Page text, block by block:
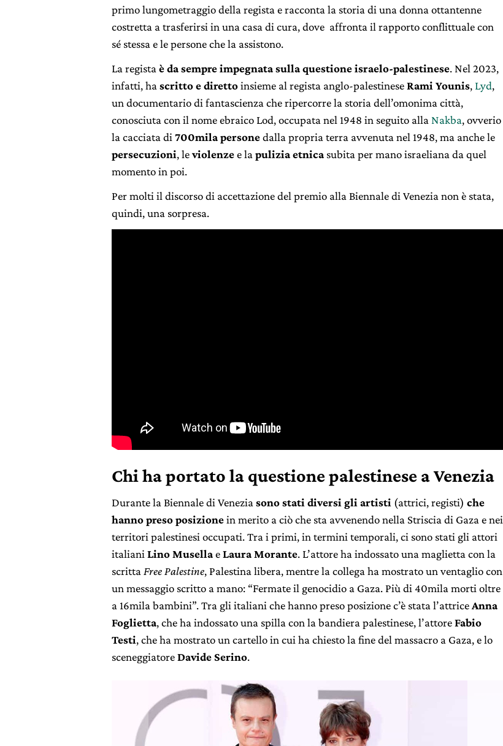
primo lungometraggio della regista e racconta la storia di una donna ottantenne
costretta a trasferirsi in una casa di cura, dove affronta il rapporto conflittuale con
sé stessa e le persone che la assistono.
La regista è da sempre impegnata sulla questione israelo-palestinese. Nel 2023,
infatti, ha scritto e direttoinsieme al regista anglo-palestineseRami Younis, Lyd,
un documentario di fantascienza che ripercorre la storia dell’omonima città,
conosciuta con il nome ebraico Lod, occupata nel 1948 in seguito alla Nakba, ovverio
la cacciata di 700mila personedalla propria terra avvenuta nel 1948, ma anche le
persecuzioni, leviolenzee la pulizia etnica subita per mano israeliana da quel
momento in poi.
Per molti il discorso di accettazione del premio alla Biennale di Venezia non è stata,
quindi, una sorpresa.
Chi ha portato la questione palestinese a Venezia
Durante la Biennale di Venezia sono stati diversi gli artisti (attrici, registi) che
hanno preso posizionein merito a ciò che sta avvenendo nella Striscia di Gaza e nei
territori palestinesi occupati. Tra i primi, in termini temporali, ci sono stati gli attori
italiani Lino MusellaeLaura Morante. L’attore ha indossato una maglietta con la
scritta Free Palestine, Palestina libera, mentre la collega ha mostrato un ventaglio con
un messaggio scritto a mano: “Fermate il genocidio a Gaza. Più di 40mila morti oltre
a 16mila bambini”. Tra gli italiani che hanno preso posizione c’è stata l’attriceAnna
Foglietta, che ha indossato una spilla con la bandiera palestinese, l’attoreFabio
Testi, che ha mostrato un cartello in cui ha chiesto la fine del massacro a Gaza, e lo
sceneggiatoreDavide Serino.